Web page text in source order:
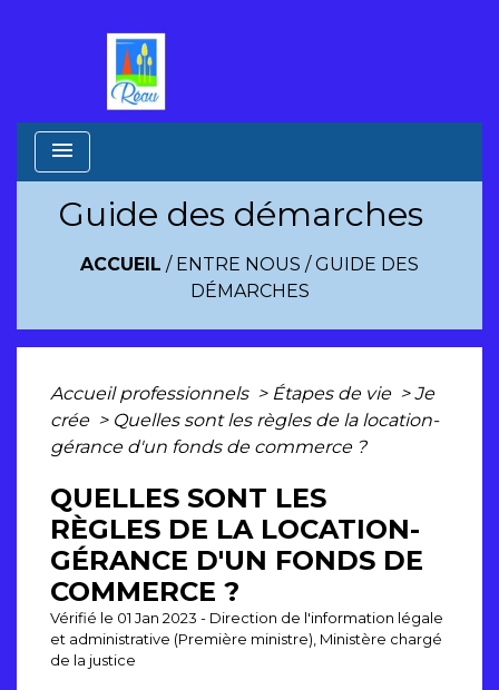
menu
Guide des démarches
ACCUEIL / ENTRE NOUS /GUIDE DES
DÉMARCHES
Accueil professionnels > Étapes de vie > Je
crée > Quelles sont les règles de la location-
gérance d'un fonds de commerce ?
QUELLES SONT LES
RÈGLES DE LA LOCATION-
GÉRANCE D'UN FONDS DE
COMMERCE ?
Vérifié le 01 Jan 2023 - Direction de l'information légale
et administrative (Première ministre), Ministère chargé
de la justice